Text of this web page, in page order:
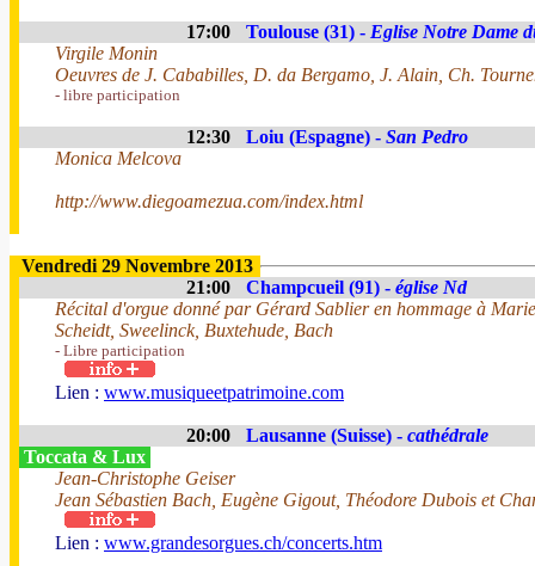
17:00 Toulouse (31) - Eglise Notre Dame
Virgile Monin
Oeuvres de J. Cababilles, D. da Bergamo, J. Alain, Ch.
- libre participation
12:30 Loiu (Espagne) - San Pedro
Monica Melcova
http://www.diegoamezua.com/index.html
Vendredi 29 Novembre 2013
21:00
Champcueil (91) - église Nd
Récital d'orgue donné par Gérard Sablier en hommage à
Scheidt, Sweelinck, Buxtehude, Bach
- Libre participation
Lien : www.musiqueetpatrimoine.com
20:00 Lausanne (Suisse) - cathédrale
Toccata & Lux
Jean-Christophe Geiser
Jean Sébastien Bach, Eugène Gigout, Théodore Dubois et
Lien : www.grandesorgues.ch/concerts.htm